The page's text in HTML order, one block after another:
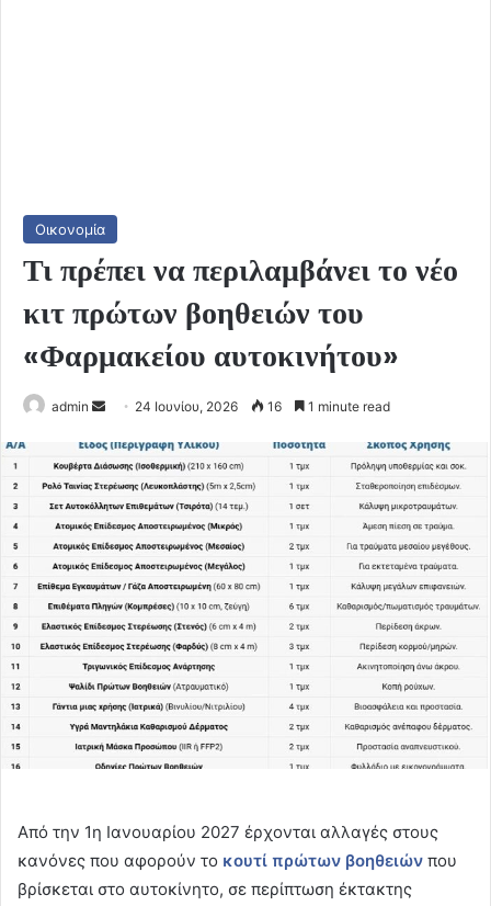
Οικονομία
Τι πρέπει να περιλαμβάνει το νέο
κιτ πρώτων βοηθειών του
«Φαρμακείου αυτοκινήτου»
admin
Send 24 Ιουνίου, 2026 16 1 minute read
Από την 1η Ιανουαρίου 2027 έρχονται αλλαγές στους
κανόνες που αφορούν το κουτί πρώτων βοηθειών που
βρίσκεται στο αυτοκίνητο, σε περίπτωση έκτακτης